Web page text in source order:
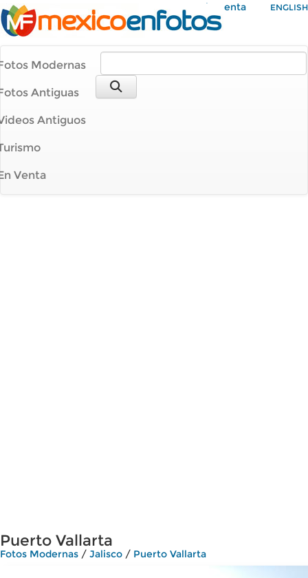
Mi Cuenta ENGLISH
Modernas
Antiguas
Antiguos
Venta
Puerto Vallarta
Fotos Modernas / Jalisco / Puerto Vallarta